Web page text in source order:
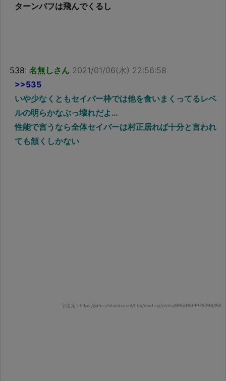
ターンバフは飛んでくるし
538: 名無しさん 2021/01/06(水) 22:56:58
>>535
いや少なくともセイバー枠では他を食いまくってるレベ
ルの明らかなぶっ壊れだよ…
性能で言うなら全体セイバーは村正居れば十分と言われ
ても頷くしかない
引用元：https://jbbs.shitaraba.net/bbs/read.cgi/otaku/995/1609923796/l50